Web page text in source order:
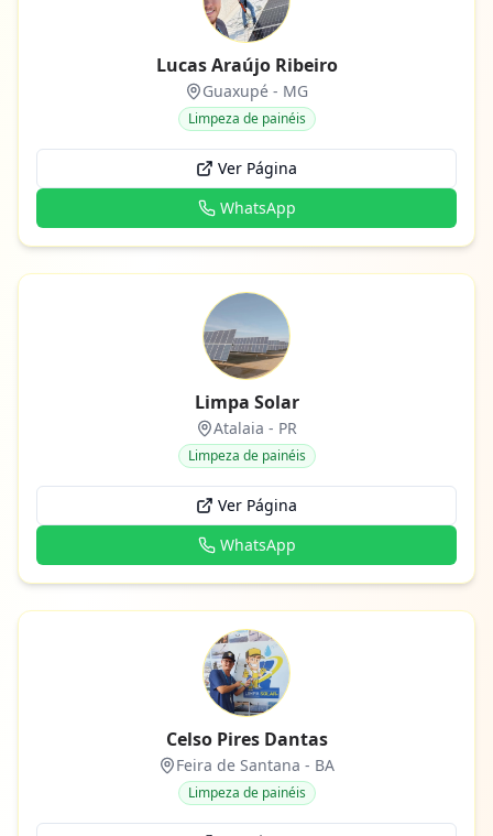
Lucas Araújo Ribeiro
Guaxupé - MG
Limpeza de painéis
Ver Página
WhatsApp
Limpa Solar
Atalaia - PR
Limpeza de painéis
Ver Página
WhatsApp
Celso Pires Dantas
Feira de Santana - BA
Limpeza de painéis